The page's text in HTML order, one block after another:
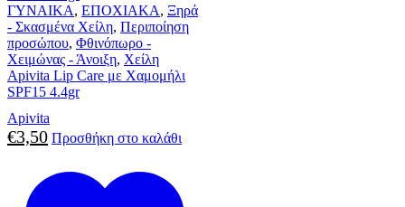
ΓΥΝΑΙΚΑ, ΕΠΟΧΙΑΚΑ, Ξηρά
- Σκασμένα Χείλη, Περιποίηση
προσώπου, Φθινόπωρο -
Χειμώνας - Άνοιξη, Χείλη
Apivita Lip Care με Χαμομήλι
SPF15 4.4gr
Apivita
€3,50 Προσθήκη στο καλάθι